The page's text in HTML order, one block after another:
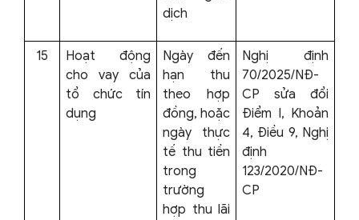
dịch
15
Hoạt động
cho vay của
tổ chức tín
dụng
Ngày đến
hạn thu
theo hợp
đồng, hoặc
ngày thực
tế thu tiền
trong
trường
hợp thu lãi
Nghị định
70/2025/NĐ-
CP sửa đổi
Điểm l, Khoản
4, Điều 9, Nghị
định
123/2020/NĐ-
CP